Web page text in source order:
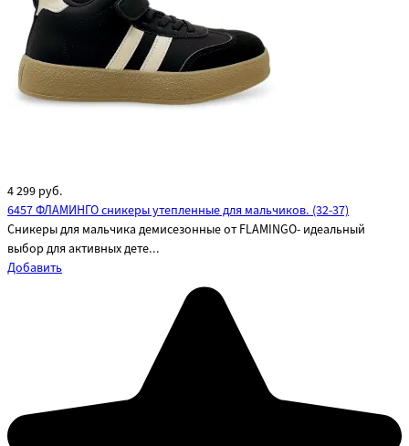
4 299 руб.
6457 ФЛАМИНГО сникеры утепленные для мальчиков. (32-37)
Сникеры для мальчика демисезонные от FLAMINGO- идеальный
выбор для активных дете...
Добавить